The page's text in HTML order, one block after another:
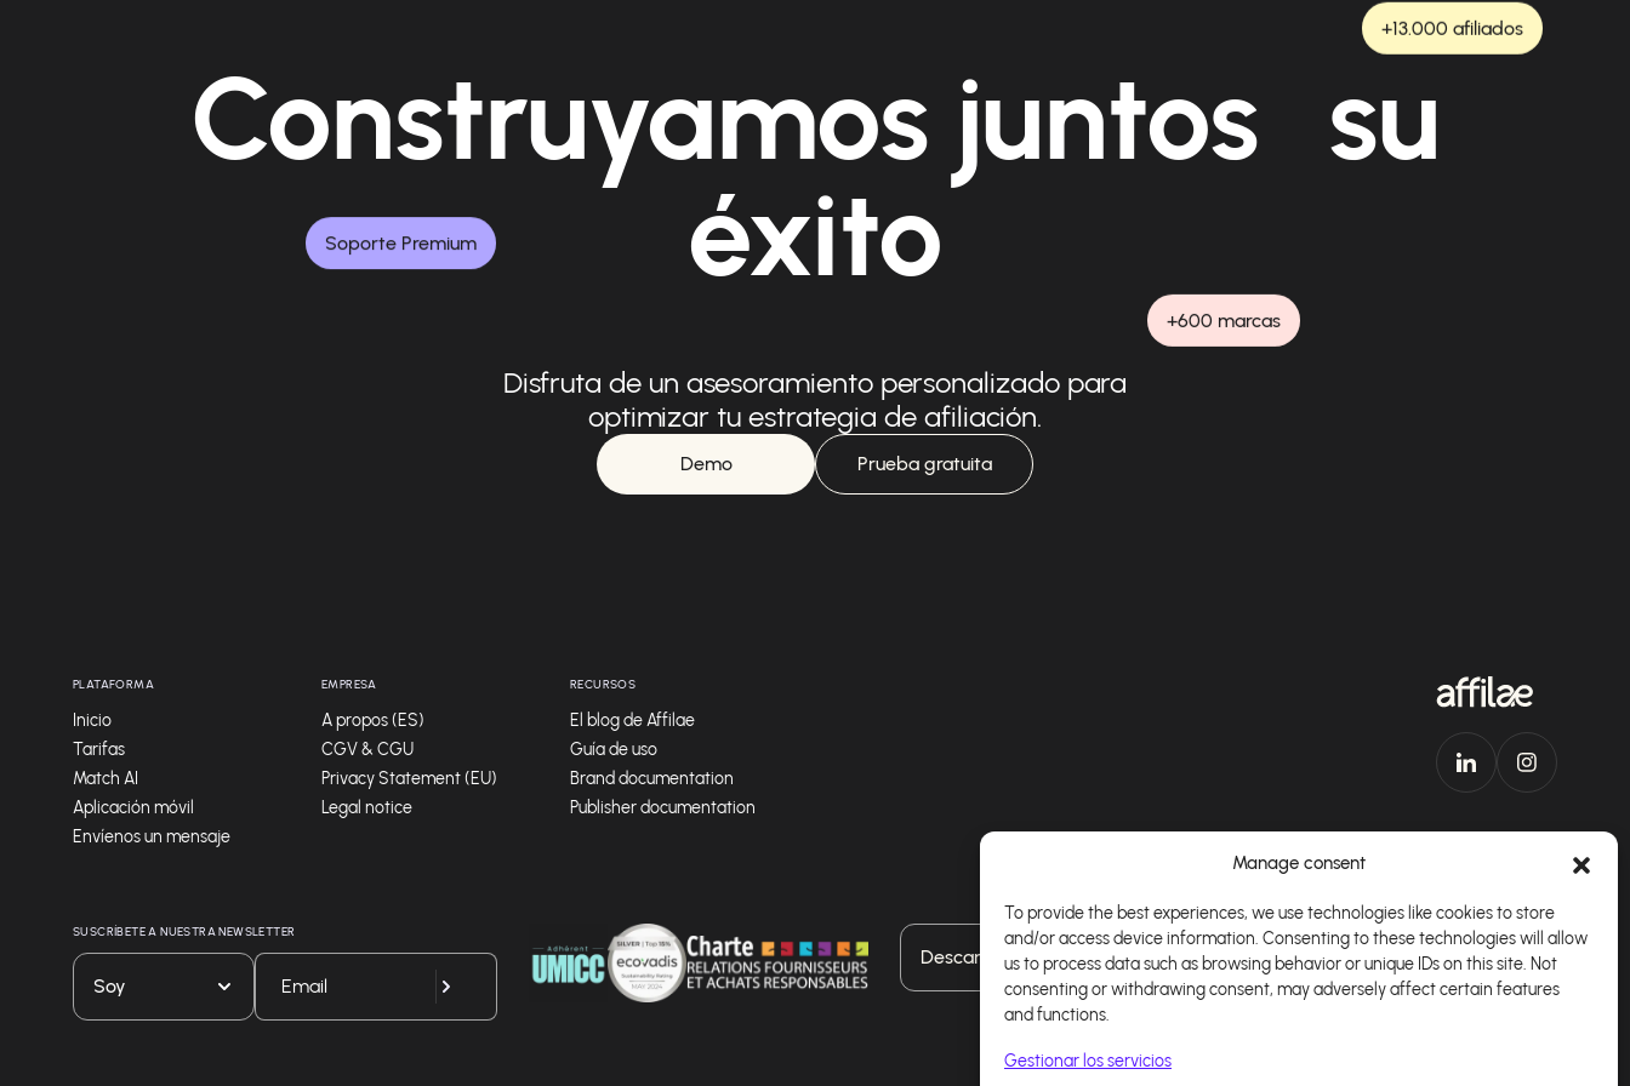
Manage consent
To provide the best experiences, we use technologies like cookies to store
and/or access device information. Consenting to these technologies will allow
us to process data such as browsing behavior or unique IDs on this site. Not
consenting or withdrawing consent, may adversely affect certain features
and functions.
Gestionar los servicios
Construyamos juntos su
éxito
Soporte Premium
+600 marcas
+13.000 afiliados
Disfruta de un asesoramiento personalizado para
optimizar tu estrategia de afiliación.
Demo Prueba gratuita
PLATAFORMA
Inicio
Tarifas
Match AI
Aplicación móvil
Envíenos un mensaje
EMPRESA
A propos (ES)
CGV & CGU
Privacy Statement (EU)
Legal notice
RECURSOS
El blog de Affilae
Guía de uso
Brand documentation
Publisher documentation
SUSCRÍBETE A NUESTRA NEWSLETTER
Soy
Descarga nuestra aplicación Español